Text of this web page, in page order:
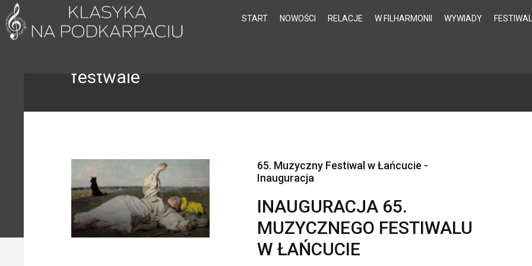
START NOWOŚCI RELACJE W FILHARMONII WYWIADY
festwale
65. Muzyczny Festiwal w Łańcucie -
Inauguracja
INAUGURACJA 65.
MUZYCZNEGO FESTIWALU
W ŁAŃCUCIE